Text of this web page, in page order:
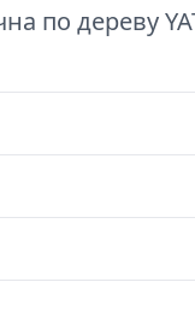
по дереву